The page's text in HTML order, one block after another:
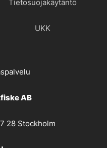
Tietosuojakäytäntö
UKK
AB
28 Stockholm